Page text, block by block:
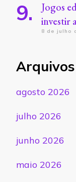
Jogos
investir
8 de julho
Arquivos
agosto 2026
julho 2026
junho 2026
maio 2026